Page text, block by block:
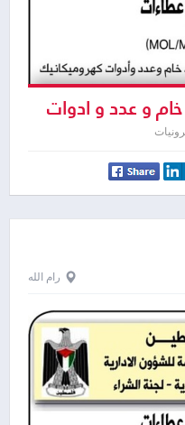
و عدد و ادوات
السيارات
رام الله